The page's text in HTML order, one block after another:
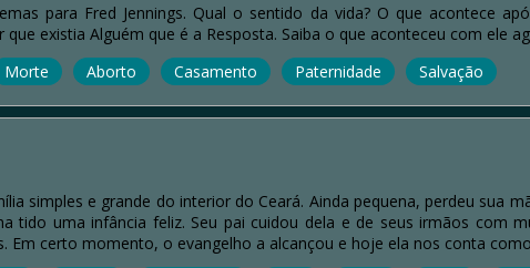
para Fred Jennings. Qual o sentido da vida? O que acontece
existia Alguém que é a Resposta. Saiba o que aconteceu com ele
Morte Aborto Casamento Paternidade Salvação
simples e grande do interior do Ceará. Ainda pequena, perdeu sua
tido uma infância feliz. Seu pai cuidou dela e de seus irmãos com
Em certo momento, o evangelho a alcançou e hoje ela nos conta